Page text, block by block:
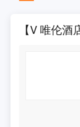
【V 唯伦